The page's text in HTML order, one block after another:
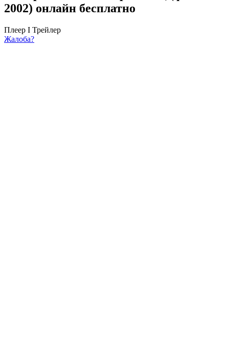
2002) онлайн бесплатно
Плеер I Трейлер
Жалоба?